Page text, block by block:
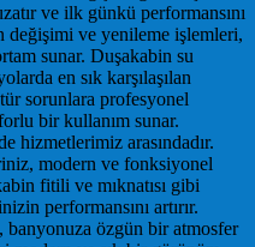
ve ilk günkü performansını
değişimi ve yenileme işlemleri,
sunar. Duşakabin su
en sık karşılaşılan
sorunlara profesyonel
bir kullanım sunar.
hizmetlerimiz arasındadır.
modern ve fonksiyonel
fitili ve mıknatısı gibi
performansını artırır.
özgün bir atmosfer